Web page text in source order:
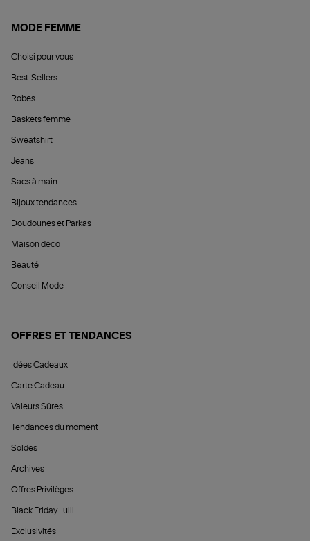
MODE FEMME
Choisi pour vous
Best-Sellers
Robes
Baskets femme
Sweatshirt
Jeans
Sacs à main
Bijoux tendances
Doudounes et Parkas
Maison déco
Beauté
Conseil Mode
OFFRES ET TENDANCES
Idées Cadeaux
Carte Cadeau
Valeurs Sûres
Tendances du moment
Soldes
Archives
Offres Privilèges
Black Friday Lulli
Exclusivités